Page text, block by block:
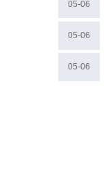
05-06
05-06
05-06